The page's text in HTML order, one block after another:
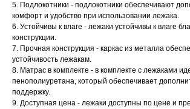
5. Подлокотники - подлокотники обеспечивают
комфорт и удобство при использовании лежака.
6. Устойчивы к влаге - лежаки устойчивы к влаге
конструкции.
7. Прочная конструкция - каркас из металла
устойчивость лежакам.
8. Матрас в комплекте - в комплекте с лежаками
пенополиуретана, который обеспечивает
поддержку.
9. Доступная цена - лежаки доступны по цене и